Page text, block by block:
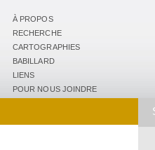
À PROPOS
RECHERCHE
CARTOGRAPHIES
BABILLARD
LIENS
POUR NOUS JOINDRE